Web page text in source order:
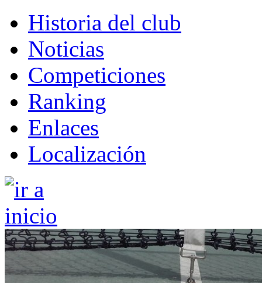
Historia del club
Noticias
Competiciones
Ranking
Enlaces
Localización